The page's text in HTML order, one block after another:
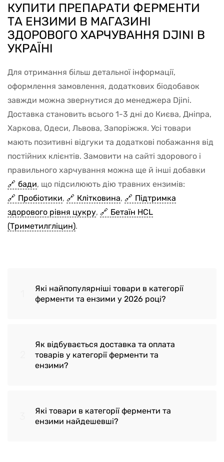
КУПИТИ ПРЕПАРАТИ ФЕРМЕНТИ
ТА ЕНЗИМИ В МАГАЗИНІ
ЗДОРОВОГО ХАРЧУВАННЯ DJINI В
УКРАЇНІ
Для отримання більш детальної інформації,
оформлення замовлення, додаткових біодобавок
завжди можна звернутися до менеджера Djini.
Доставка становить всього 1-3 дні до Києва, Дніпра,
Харкова, Одеси, Львова, Запоріжжя. Усі товари
мають позитивні відгуки та додаткові побажання від
постійних клієнтів. Замовити на сайті здорового і
правильного харчування можна ще й інші добавки
бади, що підсилюють дію травних ензимів:
Пробіотики, Клітковина,
Підтримка
здорового рівня цукру,
Бетаїн HCL
(Триметилгліцин).
Які найпопулярніші товари в категорії
ферменти та ензими у 2026 році?
Бетаїн із пепсином HCL with Pepsin
Solaray 650 мг 100 капсул
500 мг 60 таблеток
Як відбувається доставка та оплата
товарів у категорії ферменти та
ензими?
Доставка здійснюється по Україні,
Які товари в категорії ферменти та
ензими найдешевші?